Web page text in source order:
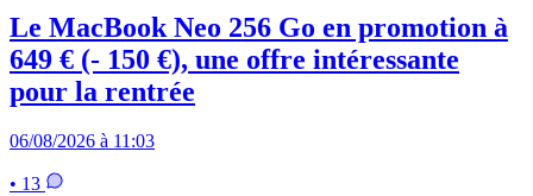
Le MacBook Neo 256 Go en promotion à
649 € (- 150 €), une offre intéressante
pour la rentrée
06/08/2026 à 11:03
• 13